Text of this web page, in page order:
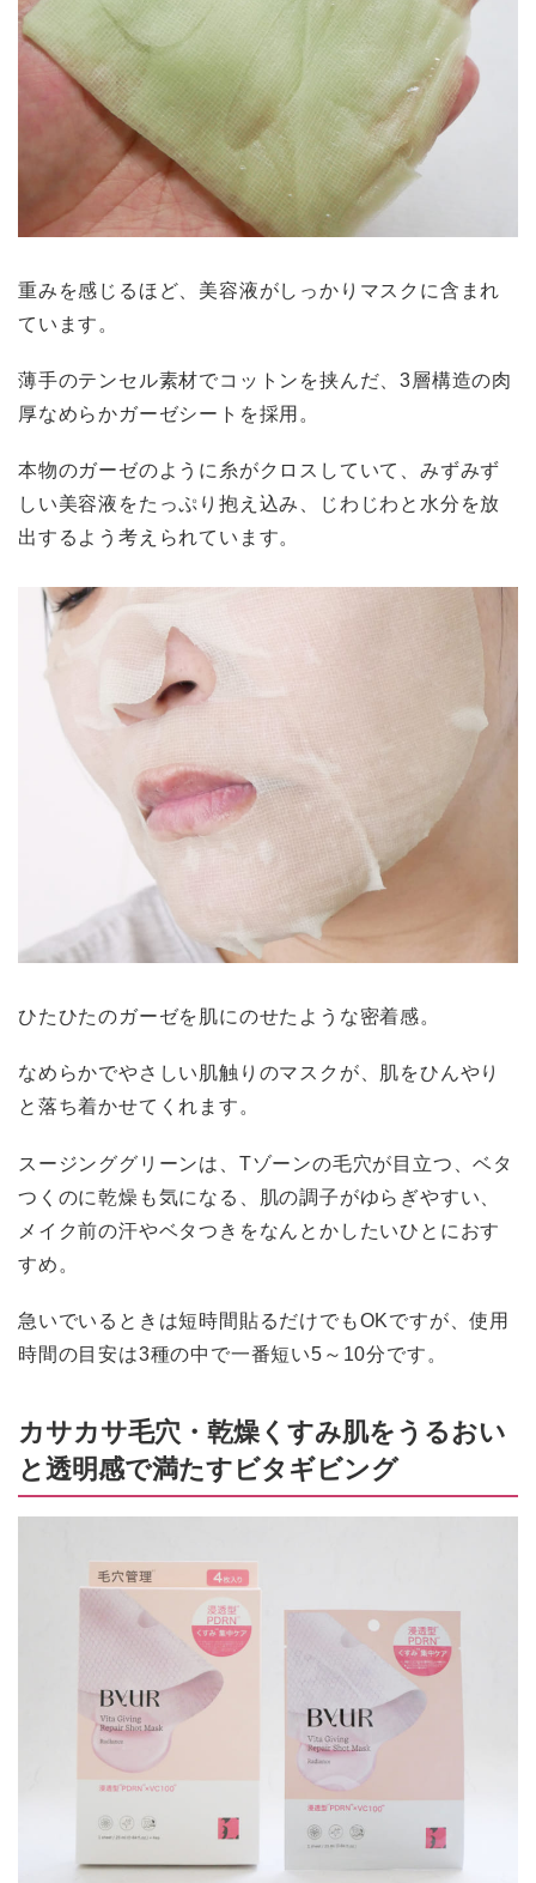
重みを感じるほど、美容液がしっかりマスクに含まれ
ています。
薄手のテンセル素材でコットンを挟んだ、3層構造の肉
厚なめらかガーゼシートを採用。
本物のガーゼのように糸がクロスしていて、みずみず
しい美容液をたっぷり抱え込み、じわじわと水分を放
出するよう考えられています。
ひたひたのガーゼを肌にのせたような密着感。
なめらかでやさしい肌触りのマスクが、肌をひんやり
と落ち着かせてくれます。
スージンググリーンは、Tゾーンの毛穴が目立つ、ベタ
つくのに乾燥も気になる、肌の調子がゆらぎやすい、
メイク前の汗やベタつきをなんとかしたいひとにおす
すめ。
急いでいるときは短時間貼るだけでもOKですが、使用
時間の目安は3種の中で一番短い5～10分です。
カサカサ毛穴・乾燥くすみ肌をうるおい
と透明感で満たすビタギビング